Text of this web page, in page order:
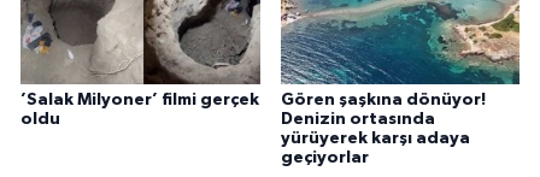
’Salak Milyoner’ filmi gerçek
oldu
Gören şaşkına dönüyor!
Denizin ortasında
yürüyerek karşı adaya
geçiyorlar